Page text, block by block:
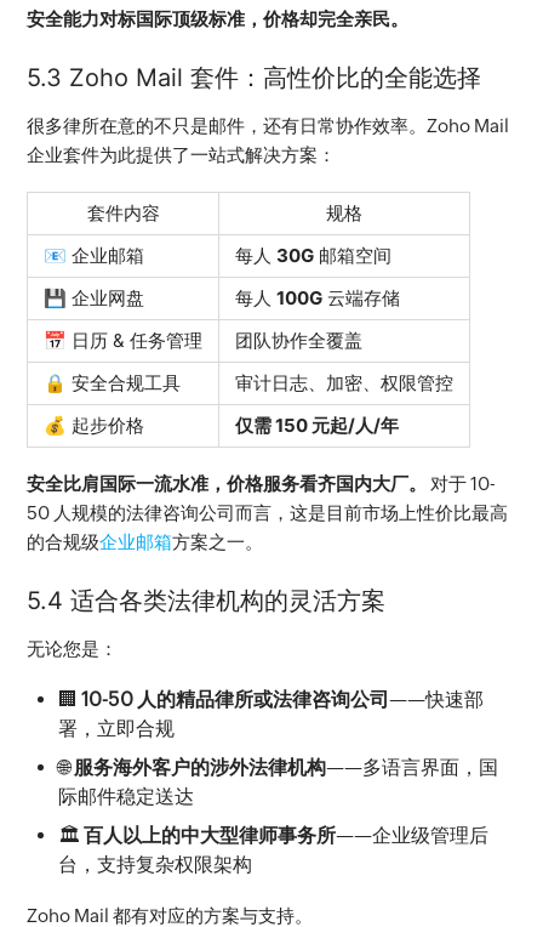
安全能力对标国际顶级标准，价格却完全亲民。
5.3 Zoho Mail 套件：高性价比的全能选择
很多律所在意的不只是邮件，还有日常协作效率。Zoho Mail
企业套件为此提供了一站式解决方案：
套件内容
规格
📧 企业邮箱
每人 30G 邮箱空间
💾 企业网盘
每人 100G 云端存储
📅 日历 & 任务管理
团队协作全覆盖
🔒 安全合规工具
审计日志、加密、权限管控
💰 起步价格
仅需 150 元起/人/年
安全比肩国际一流水准，价格服务看齐国内大厂。
对于 10-
50 人规模的法律咨询公司而言，这是目前市场上性价比最高
的合规级企业邮箱方案之一。
5.4 适合各类法律机构的灵活方案
无论您是：
🏢 10-50 人的精品律所或法律咨询公司 ——快速部
署，立即合规
🌐 服务海外客户的涉外法律机构——多语言界面，国
际邮件稳定送达
🏛️ 百人以上的中大型律师事务所——企业级管理后
台，支持复杂权限架构
Zoho Mail 都有对应的方案与支持。